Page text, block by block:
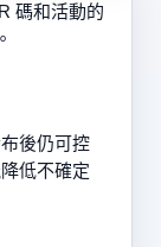
碼和活動的
。
後仍可控
低不確定